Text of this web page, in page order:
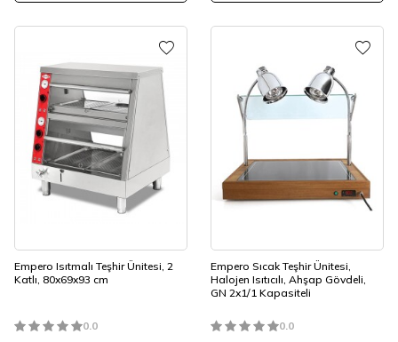
Empero Isıtmalı Teşhir Ünitesi, 2
Katlı, 80x69x93 cm
0.0
Empero Sıcak Teşhir Ünitesi,
Halojen Isıtıcılı, Ahşap Gövdeli,
GN 2x1/1 Kapasiteli
0.0